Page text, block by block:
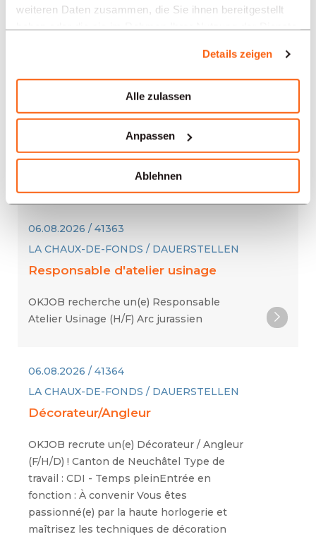
weiteren Daten zusammen, die Sie ihnen bereitgestellt
Details zeigen
Alle zulassen
Anpassen
Ablehnen
un Mécanicien Régleur CN
GENF / TEMPORÄR
Opératrices en Horlogerie
Nous recherchons, pour l'un de nos clients,
une Opératrice en Horlogerie (H/F) dans le
cadre d'une longue mission temporaire.
06.08.2026 / 41363
LA CHAUX-DE-FONDS / DAUERSTELLEN
Responsable d'atelier usinage
OKJOB recherche un(e) Responsable
Atelier Usinage (H/F) Arc jurassien
06.08.2026 / 41364
LA CHAUX-DE-FONDS / DAUERSTELLEN
Décorateur/Angleur
OKJOB recrute un(e) Décorateur / Angleur
(F/H/D) ! Canton de Neuchâtel Type de
travail : CDI - Temps pleinEntrée en
fonction : À convenir Vous êtes
passionné(e) par la haute horlogerie et
maîtrisez les techniques de décoration